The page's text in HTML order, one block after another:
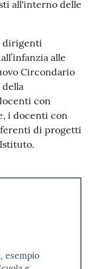
all'interno delle
dirigenti
alle
Circondario
con
i docenti con
di progetti
esempio